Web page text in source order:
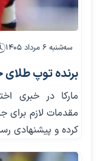
سه‌شنبه ۶ مرداد ۱۴۰۵
برنده توپ
مارکا در خبری
مقدمات لازم برای
کرده و پیشنهادی